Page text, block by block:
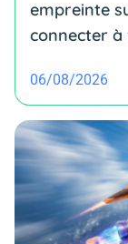
empreinte
connecter
06/08/2026